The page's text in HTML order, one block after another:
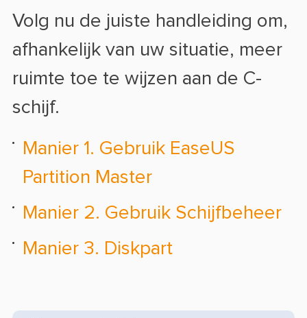
Volg nu de juiste handleiding om,
afhankelijk van uw situatie, meer
ruimte toe te wijzen aan de C-
schijf.
Manier 1. Gebruik EaseUS
Partition Master
Manier 2. Gebruik Schijfbeheer
Manier 3. Diskpart